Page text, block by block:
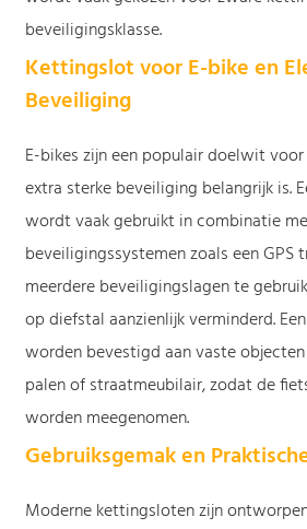
beveiligingsklasse.
Kettingslot voor E-bike en
Beveiliging
E-bikes zijn een populair doelwit
extra sterke beveiliging belangrijk is.
wordt vaak gebruikt in combinatie
beveiligingssystemen zoals een GPS
meerdere beveiligingslagen te
op diefstal aanzienlijk verminderd.
worden bevestigd aan vaste
palen of straatmeubilair, zodat de
worden meegenomen.
Gebruiksgemak en
Moderne kettingsloten zijn